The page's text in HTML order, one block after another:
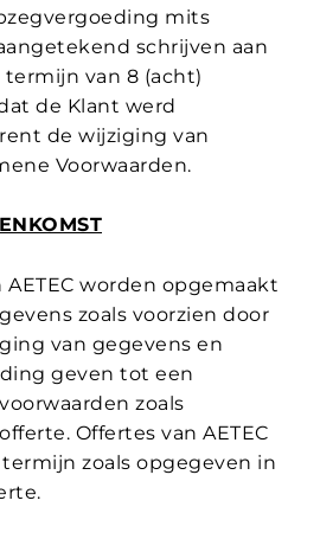
mits
schrijven aan
termijn van 8 (acht)
de Klant werd
de wijziging van
Voorwaarden.
AETEC worden opgemaakt
zoals voorzien door
van gegevens en
geven tot een
zoals
Offertes van AETEC
zoals opgegeven in